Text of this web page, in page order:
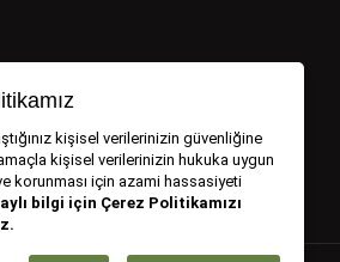
kişisel verilerinizin güvenliğine
kişisel verilerinizin hukuka uygun
korunması için azami hassasiyeti
bilgi için Çerez Politikamızı